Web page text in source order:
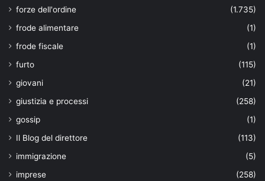
forze dell'ordine
(1.735)
frode alimentare
(1)
frode fiscale
(1)
furto
(115)
giovani
(21)
giustizia e processi
(258)
gossip
(1)
Il Blog del direttore
(113)
immigrazione
(5)
imprese
(258)